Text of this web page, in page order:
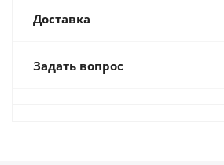
Доставка
Задать вопрос